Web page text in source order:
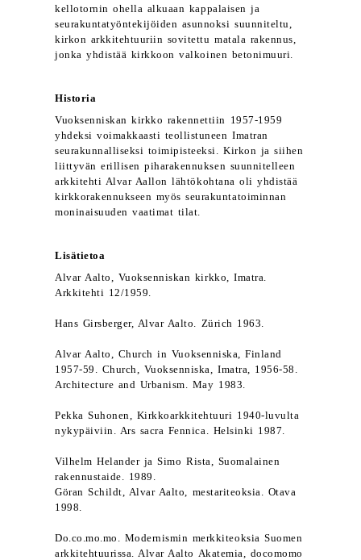
kellotornin ohella alkuaan kappalaisen ja
seurakuntatyöntekijöiden asunnoksi suunniteltu,
kirkon arkkitehtuuriin sovitettu matala rakennus,
jonka yhdistää kirkkoon valkoinen betonimuuri.
Historia
Vuoksenniskan kirkko rakennettiin 1957-1959
yhdeksi voimakkaasti teollistuneen Imatran
seurakunnalliseksi toimipisteeksi. Kirkon ja siihen
liittyvän erillisen piharakennuksen suunnitelleen
arkkitehti Alvar Aallon lähtökohtana oli yhdistää
kirkkorakennukseen myös seurakuntatoiminnan
moninaisuuden vaatimat tilat.
Lisätietoa
Alvar Aalto, Vuoksenniskan kirkko, Imatra.
Arkkitehti 12/1959.
Hans Girsberger, Alvar Aalto. Zürich 1963.
Alvar Aalto, Church in Vuoksenniska, Finland
1957-59. Church, Vuoksenniska, Imatra, 1956-58.
Architecture and Urbanism. May 1983.
Pekka Suhonen, Kirkkoarkkitehtuuri 1940-luvulta
nykypäiviin. Ars sacra Fennica. Helsinki 1987.
Vilhelm Helander ja Simo Rista, Suomalainen
rakennustaide. 1989.
Göran Schildt, Alvar Aalto, mestariteoksia. Otava
1998.
Do.co.mo.mo. Modernismin merkkiteoksia Suomen
arkkitehtuurissa. Alvar Aalto Akatemia, docomomo